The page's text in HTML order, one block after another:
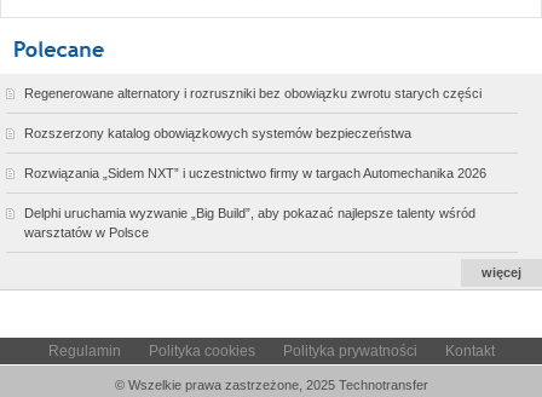
Regenerowane alternatory i rozruszniki bez obowiązku zwrotu starych części
Rozszerzony katalog obowiązkowych systemów bezpieczeństwa
Rozwiązania „Sidem NXT” i uczestnictwo firmy w targach Automechanika 2026
Delphi uruchamia wyzwanie „Big Build”, aby pokazać najlepsze talenty wśród
warsztatów w Polsce
więcej
Regulamin Polityka cookies Polityka prywatności Kontakt
© Wszelkie prawa zastrzeżone, 2025 Technotransfer